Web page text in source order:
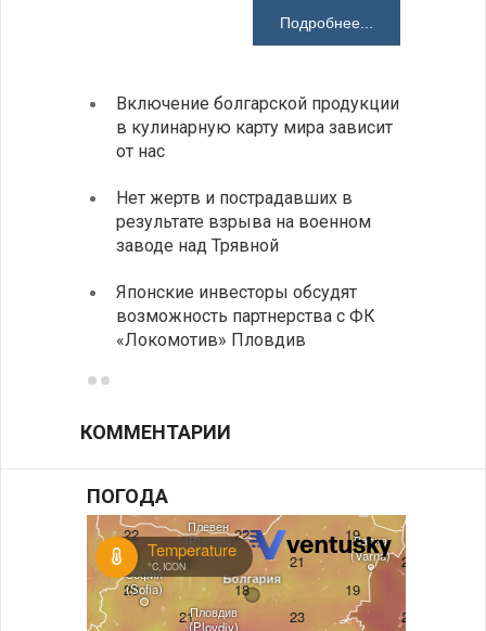
Подробнее...
Включение болгарской продукции
в кулинарную карту мира зависит
от нас
Нет жертв и пострадавших в
результате взрыва на военном
заводе над Трявной
Японские инвесторы обсудят
возможность партнерства с ФК
«Локомотив» Пловдив
КОММЕНТАРИИ
ПОГОДА